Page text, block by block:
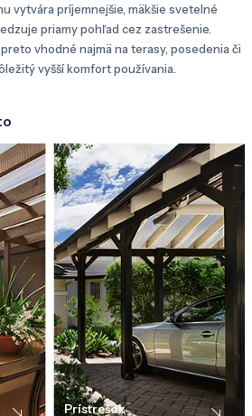
vytvára príjemnejšie, mäkšie svetelné
priamy pohľad cez zastrešenie.
vhodné najmä na terasy, posedenia či
vyšší komfort používania.
Prístrešok